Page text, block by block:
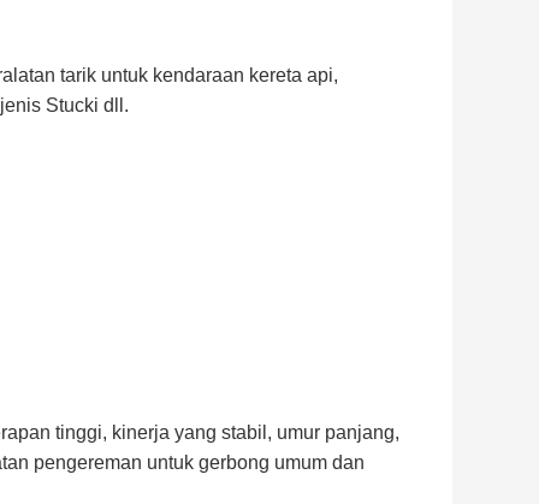
tarik untuk kendaraan kereta api,
Stucki dll.
tinggi, kinerja yang stabil, umur panjang,
pengereman untuk gerbong umum dan